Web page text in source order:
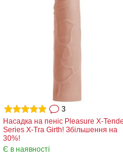
Насадка на пеніс Pleasure X-
Series X-Tra Girth! Збільшення на
30%!
3
Є в наявності